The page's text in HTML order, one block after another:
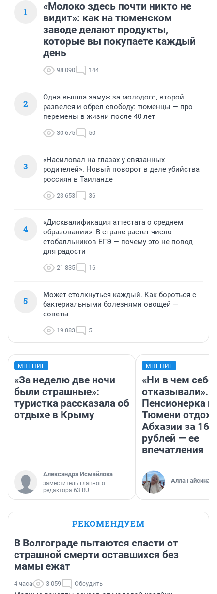
1
«Молоко здесь почти никто не
видит»: как на тюменском
заводе делают продукты,
которые вы покупаете каждый
день
98 090 144
2
Одна вышла замуж за молодого, второй
развелся и обрел свободу: тюменцы — про
перемены в жизни после 40 лет
30 675 50
3
«Насиловал на глазах у связанных
родителей». Новый поворот в деле убийства
россиян в Таиланде
23 653 36
4
«Дисквалификация аттестата о среднем
образовании». В стране растет число
стобалльников ЕГЭ — почему это не повод
для радости
21 835 16
5
Может столкнуться каждый. Как бороться с
бактериальными болезнями овощей —
советы
19 883 5
МНЕНИЕ
«За неделю две ночи
были страшные»:
туристка рассказала об
отдыхе в Крыму
Александра Исмайлова
заместитель главного
редактора 63.RU
МНЕНИЕ
«Ни в чем себе
отказывали».
Пенсионерка
Тюмени
Абхазии за
рублей — ее
впечатления
Алла Гайсина
РЕКОМЕНДУЕМ
В Волгограде пытаются спасти от
страшной смерти оставшихся без
мамы ежат
4 часа 3 059 Обсудить